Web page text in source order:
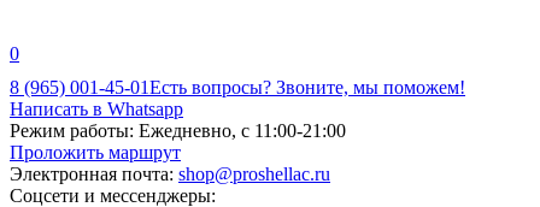
0
8 (965) 001-45-01Есть вопросы? Звоните, мы поможем!
Написать в Whatsapp
Режим работы: Ежедневно, с 11:00-21:00
Проложить маршрут
Электронная почта: shop@proshellac.ru
Соцсети и мессенджеры: